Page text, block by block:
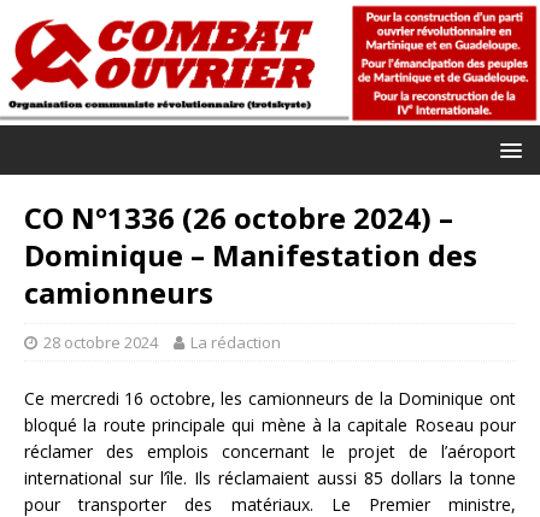
CO N°1336 (26 octobre 2024) –
Dominique – Manifestation des
camionneurs
28 octobre 2024 La rédaction
Ce mercredi 16 octobre, les camionneurs de la Dominique ont
bloqué la route principale qui mène à la capitale Roseau pour
réclamer des emplois concernant le projet de l’aéroport
international sur l’île. Ils réclamaient aussi 85 dollars la tonne
pour transporter des matériaux. Le Premier ministre,